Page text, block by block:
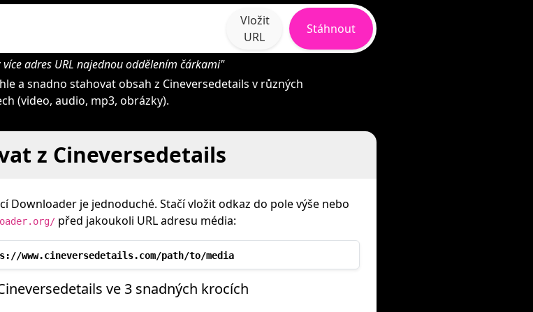
Vložit
URL
Stáhnout
více adres URL najednou oddělením čárkami"
a snadno stahovat obsah z Cineversedetails v různých
(video, audio, mp3, obrázky).
z Cineversedetails
Downloader je jednoduché. Stačí vložit odkaz do pole výše nebo
před jakoukoli URL adresu média:
www.cineversedetails.com/path/to/media
ve 3 snadných krocích